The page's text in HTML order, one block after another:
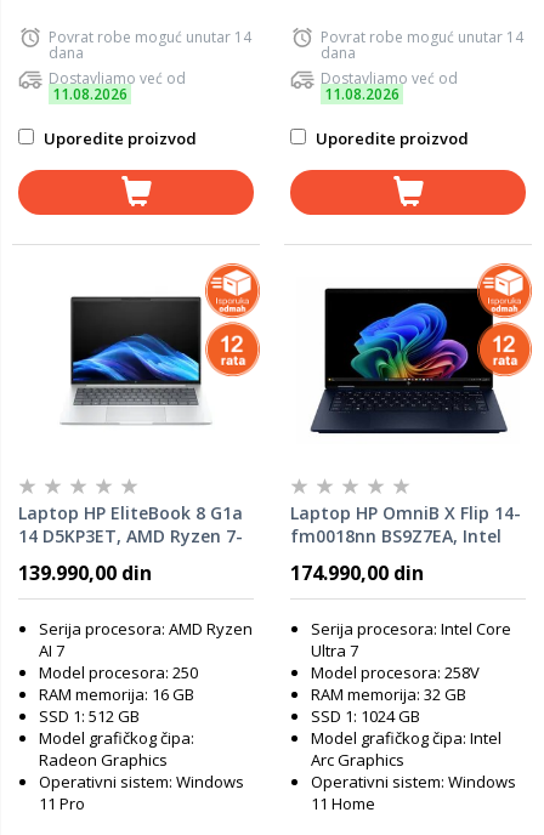
Povrat robe moguć unutar 14
dana
Dostavljamo već od
11.08.2026
Uporedite proizvod
Povrat robe moguć unutar 14
dana
Dostavljamo već od
11.08.2026
Uporedite proizvod
Laptop HP EliteBook 8 G1a
14 D5KP3ET, AMD Ryzen 7-
Windows 11 Pro
139.990,00 din
Serija procesora: AMD Ryzen
AI 7
Model procesora: 250
RAM memorija: 16 GB
SSD 1: 512 GB
Model grafičkog čipa:
Radeon Graphics
Operativni sistem: Windows
11 Pro
Laptop HP OmniB X Flip 14-
fm0018nn BS9Z7EA, Intel
RAM, 1TB SSD, Windows 11
Home
174.990,00 din
Serija procesora: Intel Core
Ultra 7
Model procesora: 258V
RAM memorija: 32 GB
SSD 1: 1024 GB
Model grafičkog čipa: Intel
Arc Graphics
Operativni sistem: Windows
11 Home